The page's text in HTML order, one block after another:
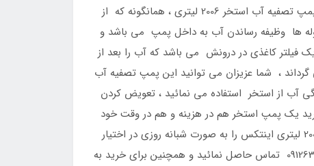
باشد که می تواند یک تصفیه معمولی آب را برای سایر استخرها با حجم آب تا حداکثر 10000 لیتر انجام دهد ، ساختار این پمپ تصفیه آب استخر 2006 لیتری ، همانگونه که از
ها وظیفه رساندن آب به داخل پمپ می باشد و
فیلتر کاغذی در درونش می باشد که آب را بعد از
، شما عزیزان می توانید این پمپ تصفیه آب
آب از استخر استفاده می نمائید ، تعویض کردن
یک پمپ استخر هم در هزینه و هم در وقت خود
صرفه جویی نمائید ، شرکت اینتکس ، تنها نمایندگی محصولات اینتکس در کرج مفتخر است این پمپ تصفیه آب استخر 2006 لیتری اینتکس را به صورت شبانه روزی در اختیار
شما شهروندان گرامی قرار دهد ، شما عزیزان می توانید برای مشاوره در مورد این پمپ تصفیه آب استخر با شماره 09126389358 تماس حاصل نمائید و همچنین برای خرید به